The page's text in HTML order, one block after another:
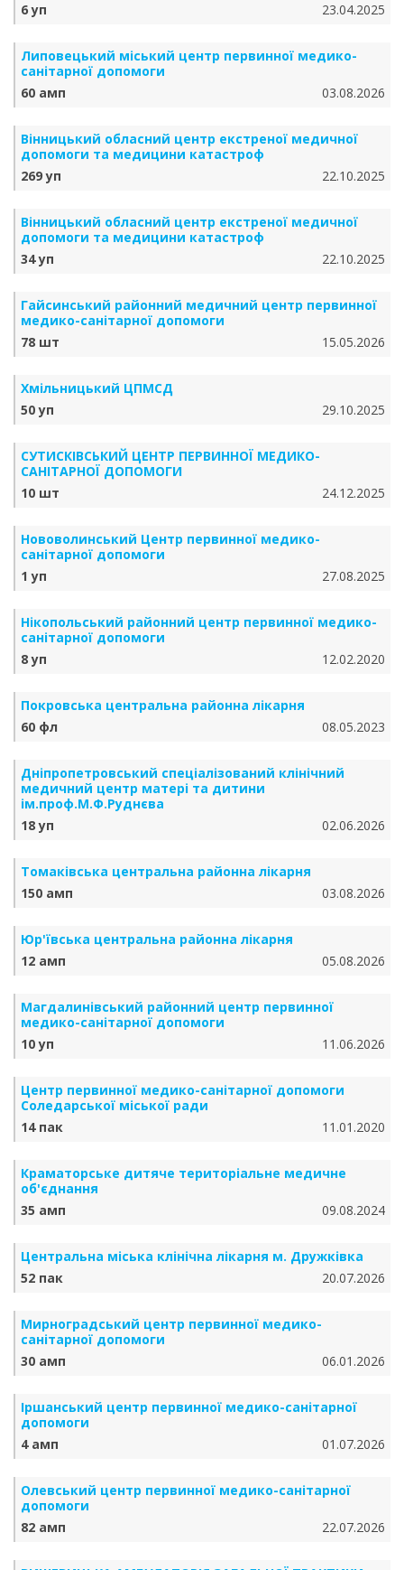
6 уп
23.04.2025
Липовецький міський центр первинної медико-
санітарної допомоги
60 амп
03.08.2026
Вінницький обласний центр екстреної медичної
допомоги та медицини катастроф
269 уп
22.10.2025
Вінницький обласний центр екстреної медичної
допомоги та медицини катастроф
34 уп
22.10.2025
Гайсинський районний медичний центр первинної
медико-санітарної допомоги
78 шт
15.05.2026
Хмільницький ЦПМСД
50 уп
29.10.2025
СУТИСКІВСЬКИЙ ЦЕНТР ПЕРВИННОЇ МЕДИКО-
САНІТАРНОЇ ДОПОМОГИ
10 шт
24.12.2025
Нововолинський Центр первинної медико-
санітарної допомоги
1 уп
27.08.2025
Нікопольський районний центр первинної медико-
санітарної допомоги
8 уп
12.02.2020
Покровська центральна районна лікарня
60 фл
08.05.2023
Дніпропетровський спеціалізований клінічний
медичний центр матері та дитини
ім.проф.М.Ф.Руднєва
18 уп
02.06.2026
Томаківська центральна районна лікарня
150 амп
03.08.2026
Юр'ївська центральна районна лікарня
12 амп
05.08.2026
Магдалинівський районний центр первинної
медико-санітарної допомоги
10 уп
11.06.2026
Центр первинної медико-санітарної допомоги
Соледарської міської ради
14 пак
11.01.2020
Краматорське дитяче територіальне медичне
об'єднання
35 амп
09.08.2024
Центральна міська клінічна лікарня м. Дружківка
52 пак
20.07.2026
Мирноградський центр первинної медико-
санітарної допомоги
30 амп
06.01.2026
Іршанський центр первинної медико-санітарної
допомоги
4 амп
01.07.2026
Олевський центр первинної медико-санітарної
допомоги
82 амп
22.07.2026